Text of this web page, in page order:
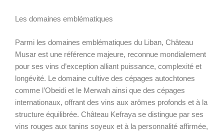
Les domaines emblématiques
Parmi les domaines emblématiques du Liban, Château
Musar est une référence majeure, reconnue mondialement
pour ses vins d’exception alliant puissance, complexité et
longévité. Le domaine cultive des cépages autochtones
comme l’Obeidi et le Merwah ainsi que des cépages
internationaux, offrant des vins aux arômes profonds et à la
structure équilibrée. Château Kefraya se distingue par ses
vins rouges aux tanins soyeux et à la personnalité affirmée,